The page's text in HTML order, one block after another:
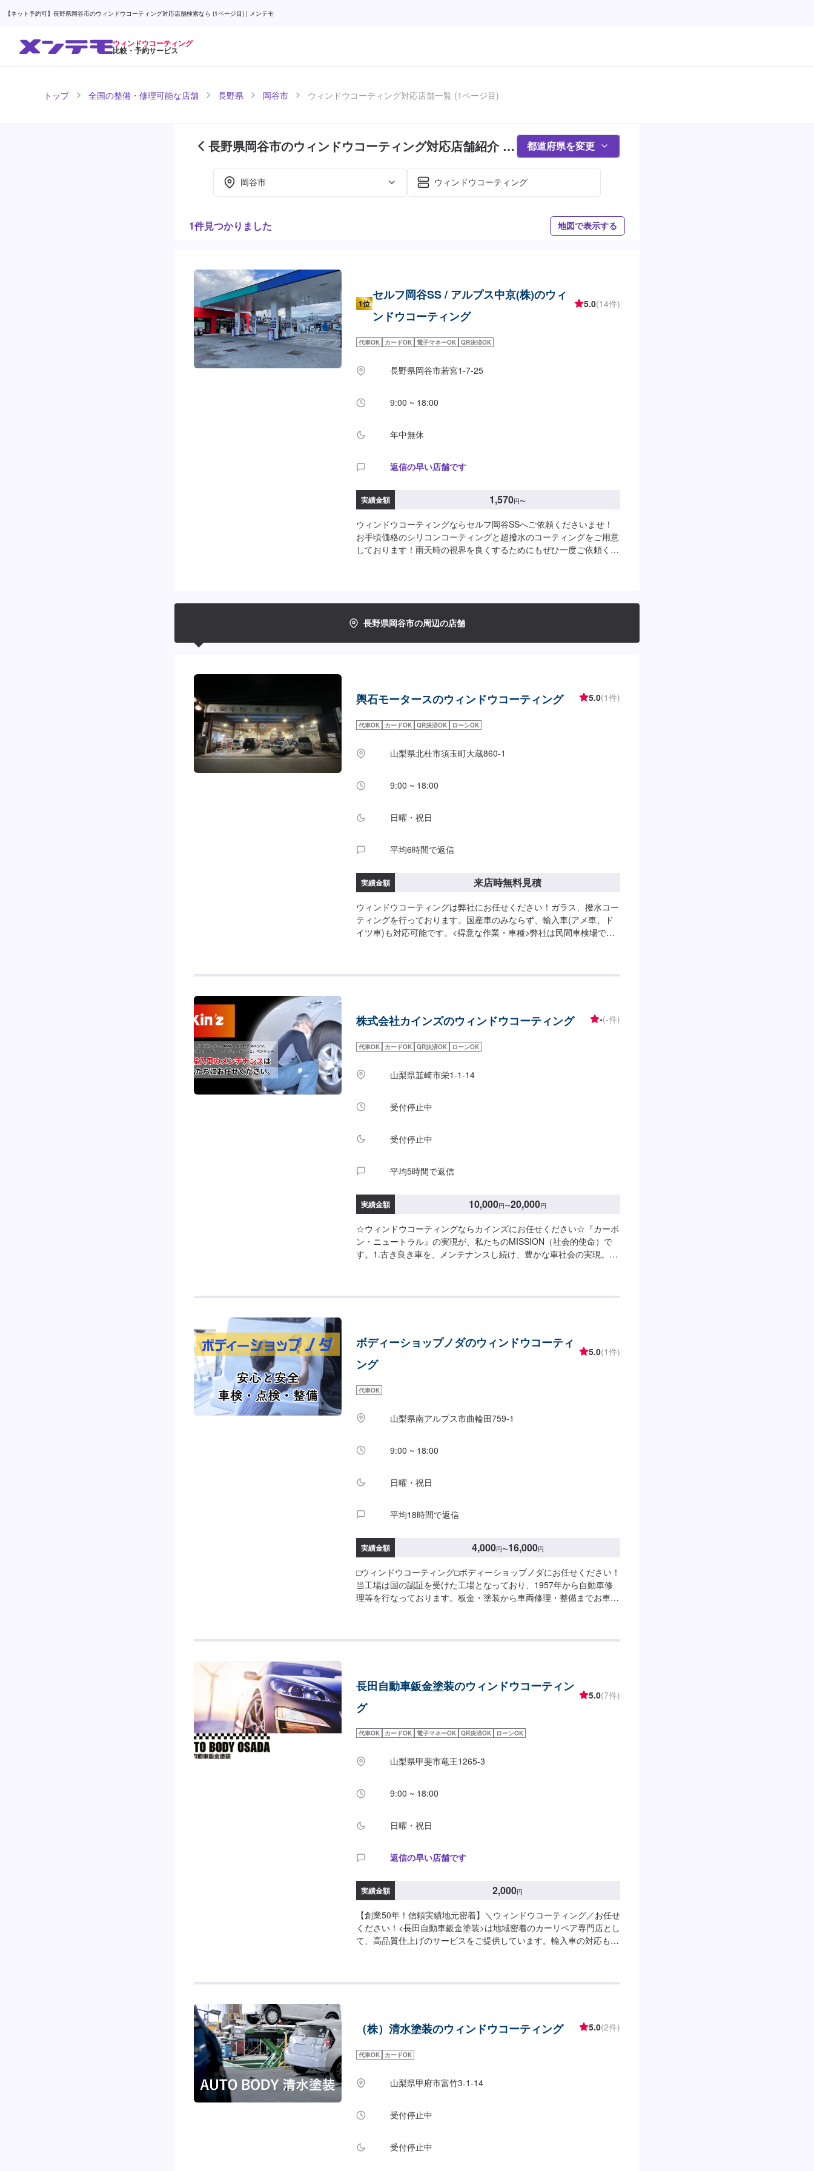
【ネット予約可】長野県岡谷市のウィンドウコーティング対応店舗検索なら (1ページ目) | メンテモ
ウィンドウコーティング
比較・予約サービス
トップ 全国の整備・修理可能な店舗 長野県 岡谷市 ウィンドウコーティング対応店舗一覧 (1ページ目)
長野県岡谷市のウィンドウコーティング対応店舗紹介 (1
ページ目)
都道府県を変更
岡谷市 ウィンドウコーティング
1件見つかりました 地図で表示する
1位
セルフ岡谷SS / アルプス中京(株)のウィ
ンドウコーティング
5.0(14件)
代車OK カードOK 電子マネーOK QR決済OK
長野県岡谷市若宮1-7-25
9:00 ~ 18:00
年中無休
返信の早い店舗です
実績金額 1,570円〜
ウィンドウコーティングならセルフ岡谷SSへご依頼くださいませ！
お手頃価格のシリコンコーティングと超撥水のコーティングをご用意
しております！雨天時の視界を良くするためにもぜひ一度ご依頼くだ
ーティング(10分〜)>[フロント(全車種)]1,570円[全面]3,980円（SS・
取り(15分〜)料金はお問い合わせください。
長野県岡谷市の周辺の店舗
輿石モータースのウィンドウコーティング 5.0(1件)
代車OK カードOK QR決済OK ローンOK
山梨県北杜市須玉町大蔵860-1
9:00 ~ 18:00
日曜・祝日
平均6時間で返信
実績金額 来店時無料見積
ウィンドウコーティングは弊社にお任せください！ガラス、撥水コー
ティングを行っております。国産車のみならず、輸入車(アメ車、ド
イツ車)も対応可能です。<得意な作業・車種>弊社は民間車検場です
株式会社カインズのウィンドウコーティング -(-件)
代車OK カードOK QR決済OK ローンOK
山梨県韮崎市栄1-1-14
受付停止中
受付停止中
平均5時間で返信
実績金額 10,000円〜20,000円
☆ウィンドウコーティングならカインズにお任せください☆『カーボ
ン・ニュートラル』の実現が、私たちのMISSION（社会的使命）で
す。1.古き良き車を、メンテナンスし続け、豊かな車社会の実現。確
二酸化炭素」をニュートラル＝プラスマイナスゼロにしていきま
す。--------------------------------------------------【1】オファーにてお問
い合わせ【2】お見積り【3】お見積りにご納得いただければ作業開始
ります。※燃料代はお客様にご負担いただきます。【定休日・営業時
ボディーショップノダのウィンドウコーティ
ング
5.0(1件)
代車OK
山梨県南アルプス市曲輪田759-1
9:00 ~ 18:00
日曜・祝日
平均18時間で返信
実績金額 4,000円〜16,000円
□ウィンドウコーティング□ボディーショップノダにお任せください！
当工場は国の認証を受けた工場となっており、1957年から自動車修
理等を行なっております。板金・塗装から車両修理・整備までお車の
長田自動車鈑金塗装のウィンドウコーティン
グ
5.0(7件)
代車OK カードOK 電子マネーOK QR決済OK ローンOK
山梨県甲斐市竜王1265-3
9:00 ~ 18:00
日曜・祝日
返信の早い店舗です
実績金額 2,000円
【創業50年！信頼実績地元密着】＼ウィンドウコーティング／お任せ
ください！<長田自動車鈑金塗装>は地域密着のカーリペア専門店とし
て、高品質仕上げのサービスをご提供しています。輸入車の対応も可
いております。【部品について】新品・中古パーツの持ち込み可能で
ずご確認ください）】※輸入車の対応も可能ですが状態により、部品
でのお日にちがかかるため、納車までお時間をいただきます。※車種
出来かねる場合もございます。予めご了承ください。【定休日・営業
（株）清水塗装のウィンドウコーティング 5.0(2件)
代車OK カードOK
山梨県甲府市富竹3-1-14
受付停止中
受付停止中